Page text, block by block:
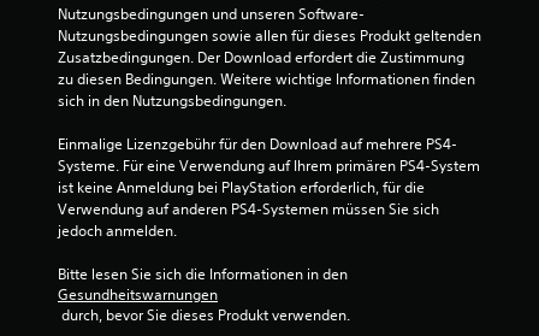
n
a
u
s
1
Nutzungsbedingungen und unseren Software-
Nutzungsbedingungen sowie allen für dieses Produkt geltenden
Zusatzbedingungen. Der Download erfordert die Zustimmung
zu diesen Bedingungen. Weitere wichtige Informationen finden
sich in den Nutzungsbedingungen.
Einmalige Lizenzgebühr für den Download auf mehrere PS4-
Systeme. Für eine Verwendung auf Ihrem primären PS4-System
ist keine Anmeldung bei PlayStation erforderlich, für die
Verwendung auf anderen PS4-Systemen müssen Sie sich
jedoch anmelden.
Bitte lesen Sie sich die Informationen in den
Gesundheitswarnungen
durch, bevor Sie dieses Produkt verwenden.